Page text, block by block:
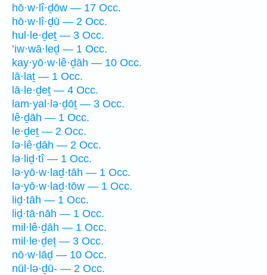
hō·w·lî·ḏōw — 17 Occ.
hō·w·lî·ḏū — 2 Occ.
hul·le·ḏeṯ — 3 Occ.
’iw·wā·leḏ — 1 Occ.
kay·yō·w·lê·ḏāh — 10 Occ.
lā·laṯ — 1 Occ.
lā·le·ḏeṯ — 4 Occ.
lam·yal·lə·ḏōṯ — 3 Occ.
lê·ḏāh — 1 Occ.
le·ḏeṯ — 2 Occ.
lə·lê·ḏāh — 2 Occ.
lə·liḏ·tî — 1 Occ.
lə·yō·w·laḏ·tāh — 1 Occ.
lə·yō·w·laḏ·tōw — 1 Occ.
liḏ·tāh — 1 Occ.
liḏ·tā·nāh — 1 Occ.
mil·lê·ḏāh — 1 Occ.
mil·le·ḏeṯ — 3 Occ.
nō·w·lāḏ — 10 Occ.
nūl·lə·ḏū- — 2 Occ.